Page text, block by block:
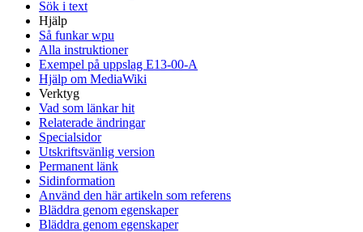
Sök i text
Hjälp
Så funkar wpu
Alla instruktioner
Exempel på uppslag E13-00-A
Hjälp om MediaWiki
Verktyg
Vad som länkar hit
Relaterade ändringar
Specialsidor
Utskriftsvänlig version
Permanent länk
Sidinformation
Använd den här artikeln som referens
Bläddra genom egenskaper
Bläddra genom egenskaper